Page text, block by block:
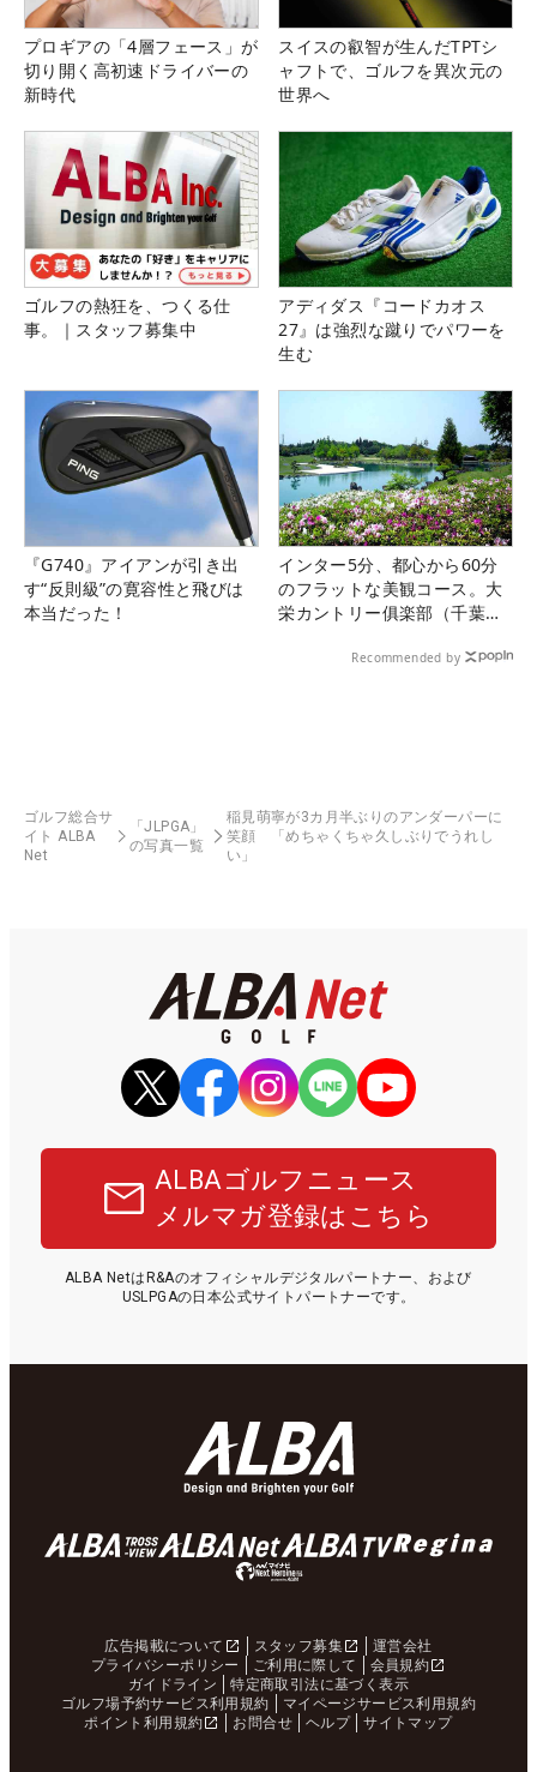
プロギアの「4層フェース」が
切り開く高初速ドライバーの
新時代
スイスの叡智が生んだTPTシ
ャフトで、ゴルフを異次元の
世界へ
ゴルフの熱狂を、つくる仕
事。｜スタッフ募集中
アディダス『コードカオス
27』は強烈な蹴りでパワーを
生む
『G740』アイアンが引き出
す“反則級”の寛容性と飛びは
本当だった！
インター5分、都心から60分
のフラットな美観コース。大
栄カントリー俱楽部（千葉
Recommended by
ゴルフ総合サ
イト ALBA
Net
「JLPGA」
の写真一覧
稲見萌寧が3カ月半ぶりのアンダーパーに
笑顔 「めちゃくちゃ久しぶりでうれし
い」
ALBAゴルフニュース
メルマガ登録はこちら
ALBA NetはR&Aのオフィシャルデジタルパートナー、および
USLPGAの日本公式サイトパートナーです。
広告掲載について スタッフ募集
運営会社
プライバシーポリシー
ご利用に際して
会員規約
ガイドライン
特定商取引法に基づく表示
ゴルフ場予約サービス利用規約
マイページサービス利用規約
ポイント利用規約
お問合せ ヘルプ サイトマップ